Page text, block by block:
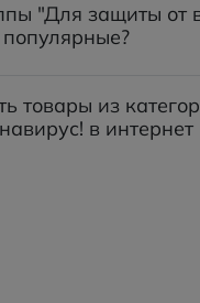
"Для защиты от
товары из
в